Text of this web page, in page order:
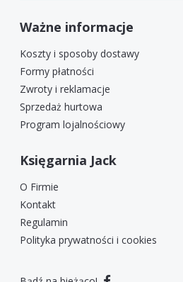
Ważne informacje
Koszty i sposoby dostawy
Formy płatności
Zwroty i reklamacje
Sprzedaż hurtowa
Program lojalnościowy
Księgarnia Jack
O Firmie
Kontakt
Regulamin
Polityka prywatności i cookies